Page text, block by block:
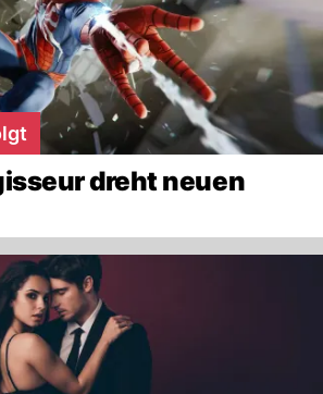
dreht neuen